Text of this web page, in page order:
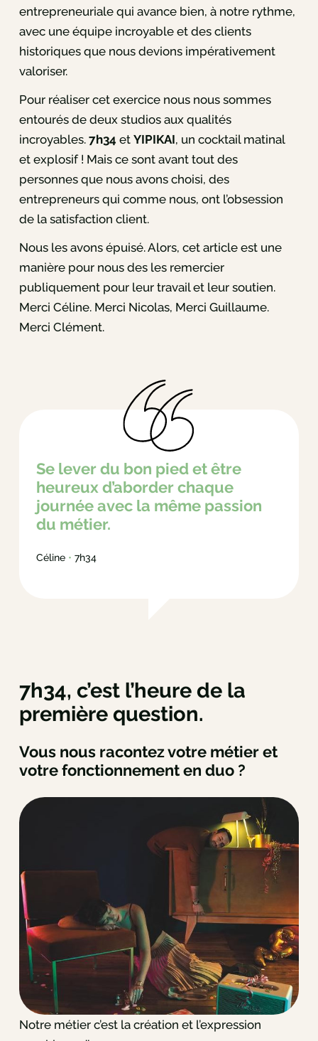
entrepreneuriale qui avance bien, à notre rythme,
avec une équipe incroyable et des clients
historiques que nous devions impérativement
valoriser.
Pour réaliser cet exercice nous nous sommes
entourés de deux studios aux qualités
incroyables.7h34 etYIPIKAI, un cocktail matinal
et explosif ! Mais ce sont avant tout des
personnes que nous avons choisi, des
entrepreneurs qui comme nous, ont l’obsession
de la satisfaction client.
Nous les avons épuisé. Alors, cet article est une
manière pour nous des les remercier
publiquement pour leur travail et leur soutien.
Merci Céline. Merci Nicolas, Merci Guillaume.
Merci Clément.
Se lever du bon pied et être
heureux d’aborder chaque
journée avec la même passion
du métier.
Céline •7h34
7h34, c’est l’heure de la
première question.
Vous nous racontez votre métier et
votre fonctionnement en duo ?
Notre métier c’est la création et l’expression